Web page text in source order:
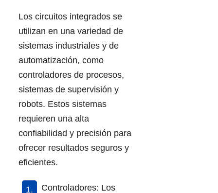
Los circuitos integrados se
utilizan en una variedad de
sistemas industriales y de
automatización, como
controladores de procesos,
sistemas de supervisión y
robots. Estos sistemas
requieren una alta
confiabilidad y precisión para
ofrecer resultados seguros y
eficientes.
Controladores: Los